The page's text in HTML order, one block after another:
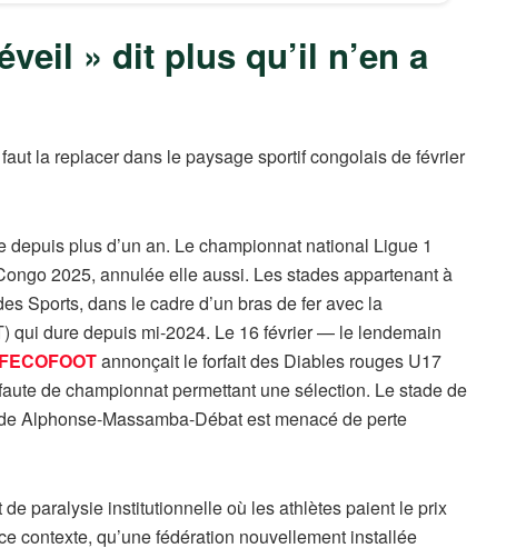
» dit plus qu’il n’en a
la replacer dans le paysage sportif congolais de février
plus d’un an. Le championnat national Ligue 1
2025, annulée elle aussi. Les stades appartenant à
Sports, dans le cadre d’un bras de fer avec la
qui dure depuis mi-2024. Le 16 février — le lendemain
FECOFOOTannonçait le forfait des Diables rouges U17
de championnat permettant une sélection. Le stade de
Alphonse-Massamba-Débat est menacé de perte
paralysie institutionnelle où les athlètes paient le prix
contexte, qu’une fédération nouvellement installée